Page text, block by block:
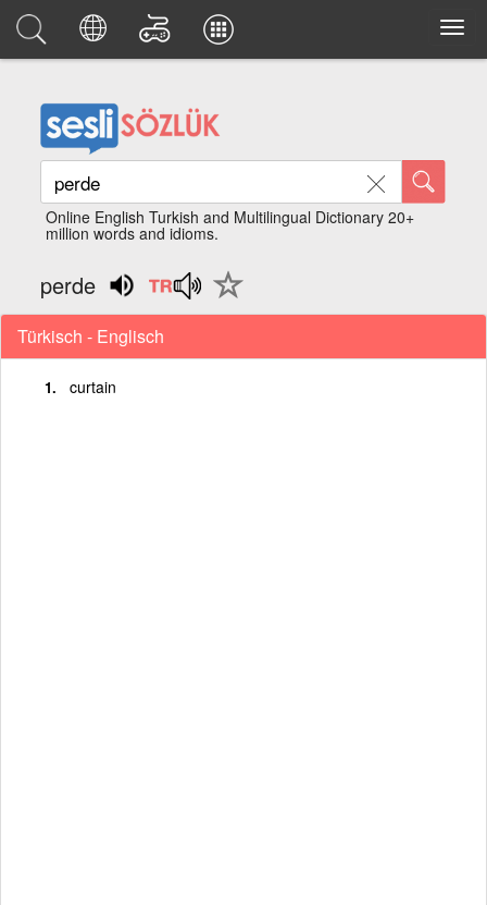
Online English Turkish and Multilingual Dictionary 20+
million words and idioms.
perde
Türkisch - Englisch
curtain